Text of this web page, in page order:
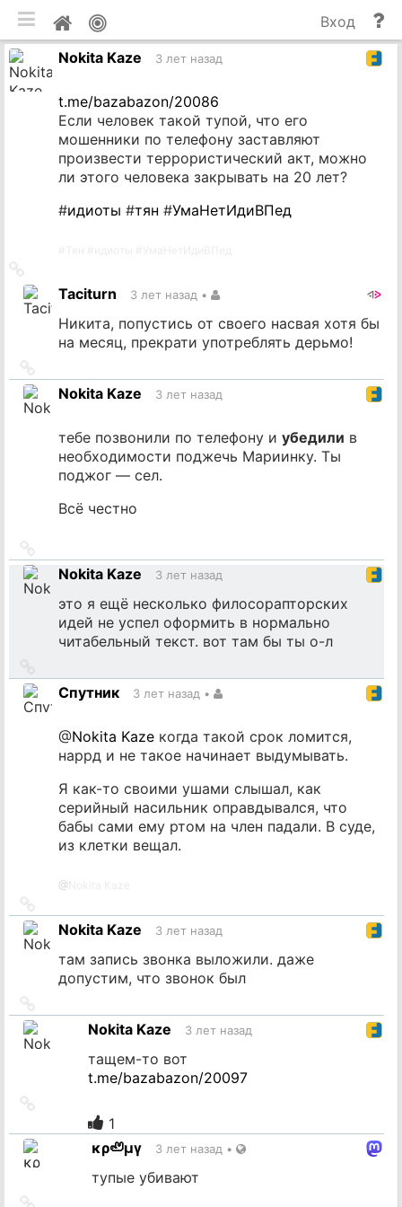
Мой
профиль
и
Вход
Nokita Kaze
3 лет назад
t.me/bazabazon/20086
Если человек такой тупой, что его
мошенники по телефону заставляют
произвести террористический акт, можно
ли этого человека закрывать на 20 лет?
#идиоты #тян #УмаНетИдиВПед
на
источникTaciturn 3 лет назад •
Никита, попустись от своего насвая хотя бы
на месяц, прекрати употреблять дерьмо!
на
источник
Nokita Kaze 3 лет назад
тебе позвонили по телефону и убедили в
необходимости поджечь Мариинку. Ты
поджог — сел.
Всё честно
на
источник
Nokita Kaze 3 лет назад
это я ещё несколько филосорапторских
идей не успел оформить в нормально
читабельный текст. вот там бы ты о-л
на
источник
Спутник 3 лет назад •
@Nokita Kaze когда такой срок ломится,
наррд и не такое начинает выдумывать.
Я как-то своими ушами слышал, как
серийный насильник оправдывался, что
бабы сами ему ртом на член падали. В суде,
из клетки вещал.
@
на
источник
Nokita Kaze 3 лет назад
там запись звонка выложили. даже
допустим, что звонок был
на
источникNokita Kaze 3 лет назад
тащем-то вот
t.me/bazabazon/20097
источник
1
κρ🦥μγ
3 лет назад •
тупые убивают
мобильная версия